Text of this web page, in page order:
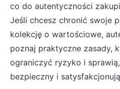
co do autentyczności
Jeśli chcesz chronić swoje
kolekcję o wartościowe,
poznaj praktyczne zasady,
ograniczyć ryzyko i
bezpieczny i